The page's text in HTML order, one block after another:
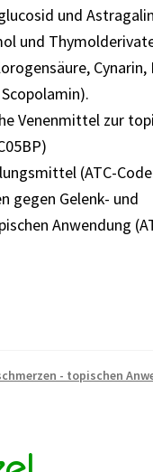
und
und
Cynarin,
Venenmittel zur
(ATC-
gegen Gelenk- und
Anwendung
- topischen